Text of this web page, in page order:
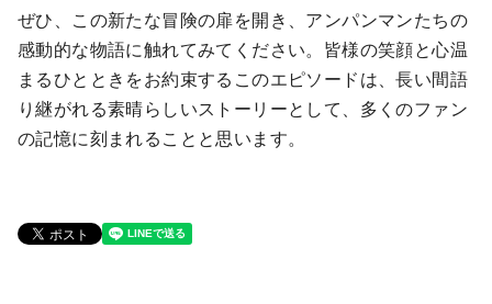
ぜひ、この新たな冒険の扉を開き、アンパンマンたちの
感動的な物語に触れてみてください。皆様の笑顔と心温
まるひとときをお約束するこのエピソードは、長い間語
り継がれる素晴らしいストーリーとして、多くのファン
の記憶に刻まれることと思います。